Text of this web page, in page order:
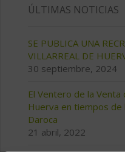
ÚLTIMAS NOTICIAS
SE PUBLICA UNA
VILLARREAL DE
30 septiembre, 2024
El Ventero de la
Huerva en tiempos de
Daroca
21 abril, 2022